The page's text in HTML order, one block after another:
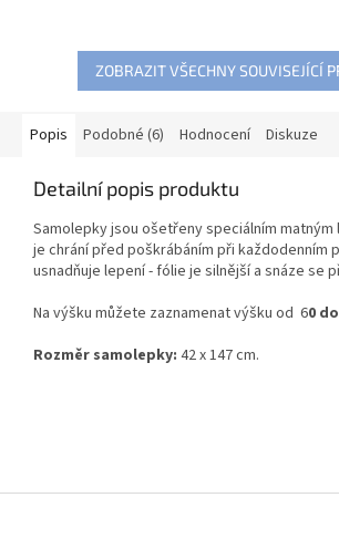
ZOBRAZIT VŠECHNY SOUVISEJÍCÍ
Popis Podobné (6) Hodnocení Diskuze
Detailní popis produktu
Samolepky jsou ošetřeny speciálním
je chrání před poškrábáním při každodenním
usnadňuje lepení - fólie je silnější a snáze se
Na výšku můžete zaznamenat výšku od 60
Rozměr samolepky: 42 x 147 cm.